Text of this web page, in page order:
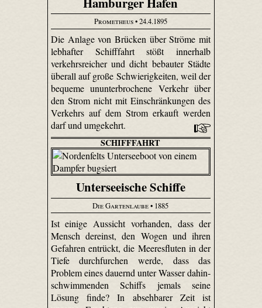
Prometheus• 24.4.1895
Die Anlage von Brücken über Ströme mit
lebhafter Schifffahrt stößt innerhalb
verkehrsreicher und dicht bebauter Städte
überall auf große Schwierigkeiten, weil der
bequeme ununterbrochene Verkehr über
den Strom nicht mit Einschränkungen des
Verkehrs auf dem Strom erkauft werden
darf und umgekehrt.
SCHIFFFAHRT
Unterseeische Schiffe
Die Gartenlaube• 1885
Ist einige Aussicht vorhanden, dass der
Mensch dereinst, den Wogen und ihren
Gefahren entrückt, die Meeresfluten in der
Tiefe durchfurchen werde, dass das
Problem eines dauernd unter Wasser dahin­
schwimmenden Schiffs jemals seine
Lösung finde? In absehbarer Zeit ist